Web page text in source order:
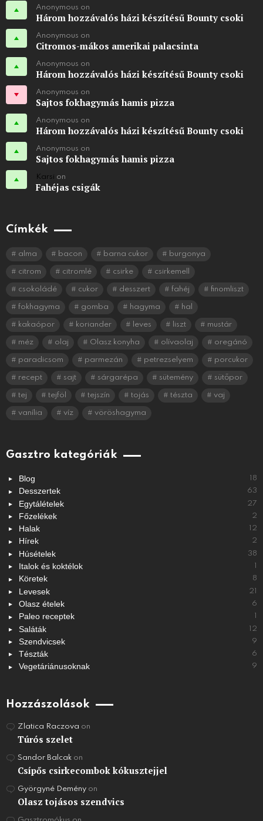
Anonymous on
Három hozzávalós házi készítésű Bounty csoki
Anonymous on
Citromos-mákos amerikai palacsinta
Anonymous on
Három hozzávalós házi készítésű Bounty csoki
Anonymous on
Sajtos fokhagymás hamis pizza
Anonymous on
Három hozzávalós házi készítésű Bounty csoki
Anonymous on
Sajtos fokhagymás hamis pizza
Karsi on
Fahéjas csigák
Címkék
alma bacon barna cukor burgonya
citrom citromlé csirke csirkemell
csokoládé cukor desszert fahéj finomliszt
fokhagyma gomba hagyma hal
kakaópor koriander leves liszt mustár
méz olaj Olasz konyha olívaolaj oregánó
paradicsom parmezán petrezselyem porcukor
recept sajt sárgarépa sütemény sütőpor
tej tejföl tejszín tojás tészta vaj
vanília víz vöröshagyma
Gasztro kategóriák
Blog 18
Desszertek 63
Egytálételek 27
Főzelékek 2
Halak 12
Hírek 2
Húsételek 38
Italok és koktélok
Köretek 8
Levesek 21
Olasz ételek 6
Paleo receptek
Saláták 12
Szendvicsek 9
Tészták 6
Vegetáriánusoknak 9
Hozzászolások
Zlatica Raczova on
Túrós szelet
Sandor Balcak on
Csípős csirkecombok kókusztejjel
Györgyné Demény on
Olasz tojásos szendvics